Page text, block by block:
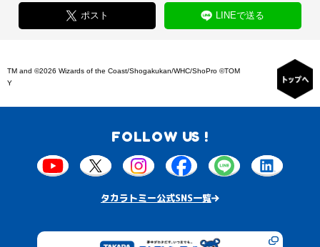
ポスト LINEで送る
TM and ©2026 Wizards of the Coast/Shogakukan/WHC/ShoPro ©TOM
Y
FOLLOW US !
タカラトミー公式SNS一覧